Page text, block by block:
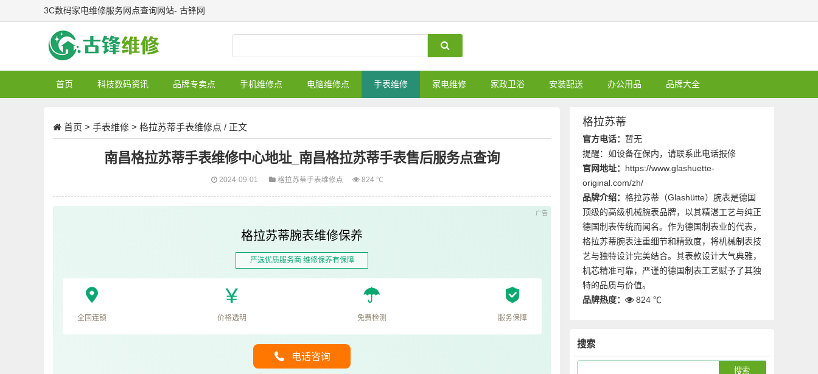
3C数码家电维修服务网点查询网站- 古锋网
首页 科技数码资讯 品牌专卖点 手机维修点 电脑维修点 手表维修 家电维修 家政卫浴 安装配送 办公用品 品牌大全
首页 > 手表维修 > 格拉苏蒂手表维修点 / 正文
南昌格拉苏蒂手表维修中心地址_南昌格拉苏蒂手表售后服务点查询
2024-09-01 格拉苏蒂手表维修点 824 ℃
格拉苏蒂腕表维修保养
严选优质服务商 维修保养有保障
全国连锁 价格透明 免费检测 服务保障
电话咨询
格拉苏蒂
官方电话： 暂无
提醒：如设备在保内，请联系此电话报修
官网地址： https://www.glashuette-
original.com/zh/
品牌介绍： 格拉苏蒂（Glashütte）腕表是德国
顶级的高级机械腕表品牌，以其精湛工艺与纯正
德国制表传统而闻名。作为德国制表业的代表，
格拉苏蒂腕表注重细节和精致度，将机械制表技
艺与独特设计完美结合。其表款设计大气典雅，
机芯精准可靠，严谨的德国制表工艺赋予了其独
特的品质与价值。
品牌热度：
824 ℃
搜索